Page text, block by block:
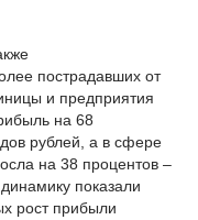
пострадавших от
и предприятия
на 68
рублей, а в сфере
на 38 процентов –
показали
рост прибыли